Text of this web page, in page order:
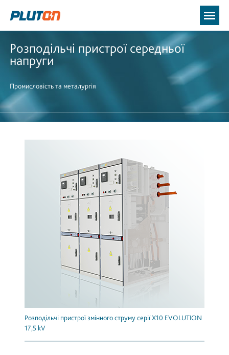
Розподільчі пристрої середньої
напруги
Промисловість та металургія
Розподільчі пристрої змінного струму серії X10 EVOLUTION
17,5 kV